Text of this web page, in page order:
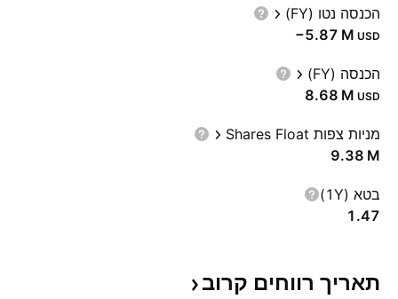
הכנסה נטו (FY)
‪−5.87 M‬ USD
הכנסה (FY)
‪8.68 M‬ USD
מניות צפות Shares Float
‪9.38 M‬
בטא (1Y)
1.47
תאריך רווחים קרוב